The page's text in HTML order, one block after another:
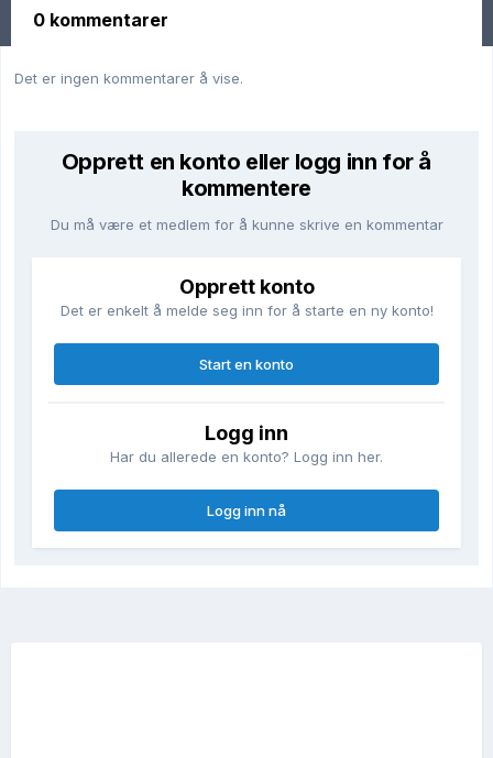
0 kommentarer
Det er ingen kommentarer å vise.
Opprett en konto eller logg inn for å
kommentere
Du må være et medlem for å kunne skrive en kommentar
Opprett konto
Det er enkelt å melde seg inn for å starte en ny konto!
Start en konto
Logg inn
Har du allerede en konto? Logg inn her.
Logg inn nå